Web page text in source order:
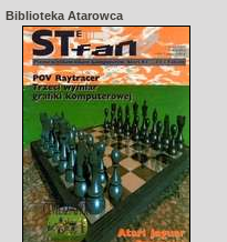
Biblioteka Atarowca